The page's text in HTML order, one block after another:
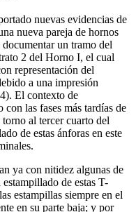
nuevas evidencias de
nueva pareja de hornos
un tramo del
2 del Horno I, el cual
representación del
a una impresión
El contexto de
las fases más tardías de
al tercer cuarto del
de estas ánforas en este
ya con nitidez algunas de
de estas T-
estampillas siempre en el
en su parte baja; y por